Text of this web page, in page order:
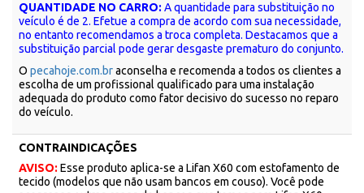
QUANTIDADE NO CARRO: A quantidade para substituição no
veículo é de 2. Efetue a compra de acordo com sua necessidade,
no entanto recomendamos a troca completa. Destacamos que a
substituição parcial pode gerar desgaste prematuro do conjunto.
O pecahoje.com.braconselha e recomenda a todos os clientes a
escolha de um profissional qualificado para uma instalação
adequada do produto como fator decisivo do sucesso no reparo
do veículo.
CONTRAINDICAÇÕES
AVISO: Esse produto aplica-se a Lifan X60 com estofamento de
tecido (modelos que não usam bancos em couso). Você pode